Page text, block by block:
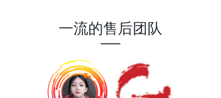
一流的售后团队